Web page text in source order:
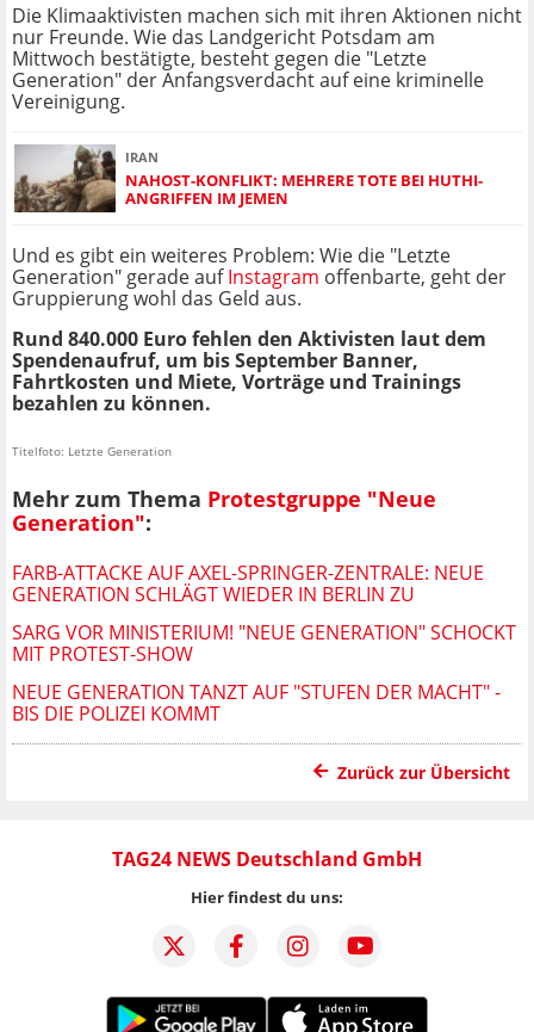
Die Klimaaktivisten machen sich mit ihren Aktionen nicht
nur Freunde. Wie das Landgericht Potsdam am
Mittwoch bestätigte, besteht gegen die "Letzte
Generation" der Anfangsverdacht auf eine kriminelle
Vereinigung.
IRAN
NAHOST-KONFLIKT: MEHRERE TOTE BEI HUTHI-
ANGRIFFEN IM JEMEN
Und es gibt ein weiteres Problem: Wie die "Letzte
Generation" gerade aufInstagram offenbarte, geht der
Gruppierung wohl das Geld aus.
Rund 840.000 Euro fehlen den Aktivisten laut dem
Spendenaufruf, um bis September Banner,
Fahrtkosten und Miete, Vorträge und Trainings
bezahlen zu können.
Titelfoto: Letzte Generation
Mehr zum Thema Protestgruppe "Neue
Generation":
FARB-ATTACKE AUF AXEL-SPRINGER-ZENTRALE: NEUE
GENERATION SCHLÄGT WIEDER IN BERLIN ZU
SARG VOR MINISTERIUM! "NEUE GENERATION" SCHOCKT
MIT PROTEST-SHOW
NEUE GENERATION TANZT AUF "STUFEN DER MACHT" -
BIS DIE POLIZEI KOMMT
Zurück zur Übersicht
TAG24 NEWS Deutschland GmbH
Hier findest du uns: